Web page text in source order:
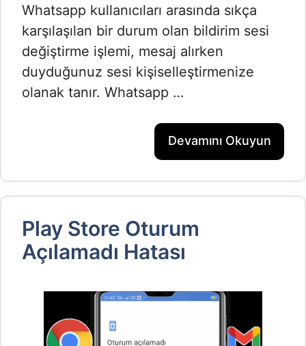
Whatsapp kullanıcıları arasında sıkça
karşılaşılan bir durum olan bildirim sesi
değiştirme işlemi, mesaj alırken
duyduğunuz sesi kişiselleştirmenize
olanak tanır. Whatsapp …
Devamını Okuyun
Play Store Oturum
Açılamadı Hatası